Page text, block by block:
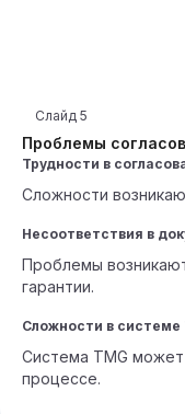
Проблемы
Слайд 5
Трудности в
Сложности
Несоответствия в
Проблемы
гарантии.
Сложности в системе
Система TMG может
процессе.